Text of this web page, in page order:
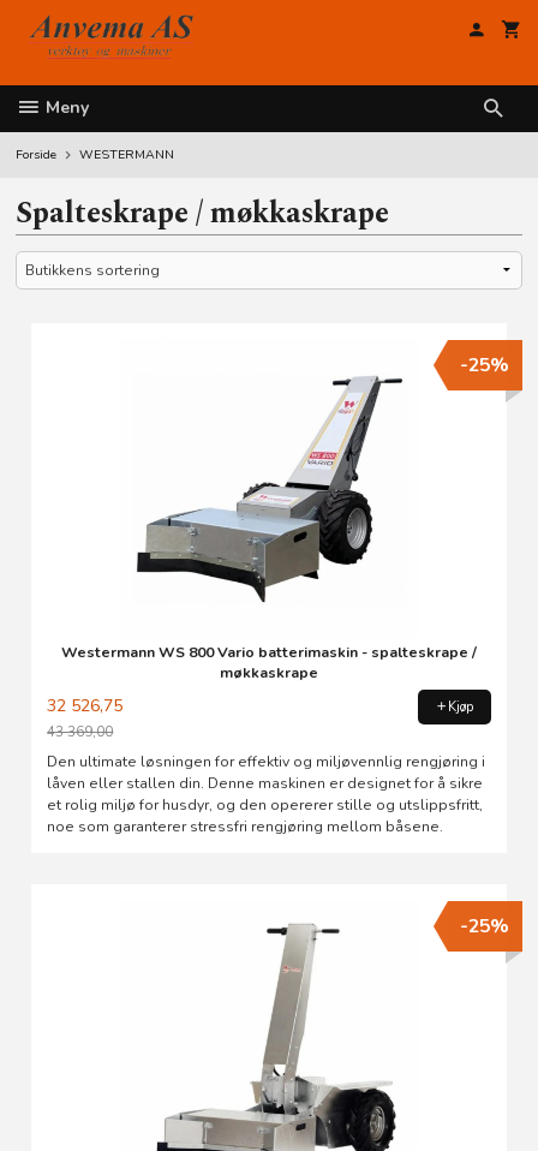
innholdet
Meny
Forside WESTERMANN
Spalteskrape / møkkaskrape
Westermann WS 800 Vario batterimaskin - spalteskrape /
møkkaskrape
32 526,75
43 369,00
Rabatt
-25%
Kjøp
Den ultimate løsningen for effektiv og miljøvennlig rengjøring i
låven eller stallen din. Denne maskinen er designet for å sikre
et rolig miljø for husdyr, og den opererer stille og utslippsfritt,
noe som garanterer stressfri rengjøring mellom båsene.
-25%